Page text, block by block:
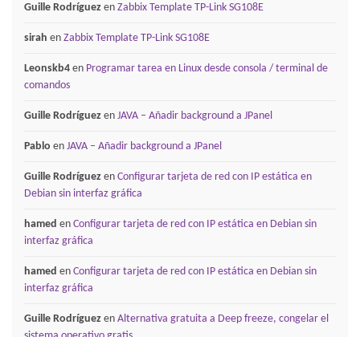
Guille Rodríguez en Zabbix Template TP-Link SG108E
sirah en Zabbix Template TP-Link SG108E
Leonskb4 en Programar tarea en Linux desde consola / terminal de
comandos
Guille Rodríguez en JAVA – Añadir background a JPanel
Pablo en JAVA – Añadir background a JPanel
Guille Rodríguez en Configurar tarjeta de red con IP estática en
Debian sin interfaz gráfica
hamed en Configurar tarjeta de red con IP estática en Debian sin
interfaz gráfica
hamed en Configurar tarjeta de red con IP estática en Debian sin
interfaz gráfica
Guille Rodríguez en Alternativa gratuita a Deep freeze, congelar el